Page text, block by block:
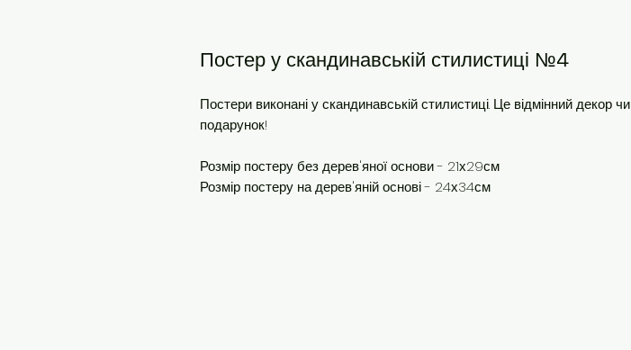
Постер у скандинавській стилистиці №4
Постери виконані у скандинавській стилистиці. Це відмінний декор чи
подарунок!
Розмір постеру без дерев'яної основи - 21х29см
Розмір постеру на дерев'яній основі - 24х34см